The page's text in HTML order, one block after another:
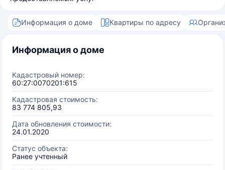
Информация о доме Квартиры по адресу
Информация о доме
Кадастровый номер:
60:27:0070201:615
Кадастровая стоимость:
83 774 805,93
Дата обновления стоимости:
24.01.2020
Статус объекта:
Ранее учтенный